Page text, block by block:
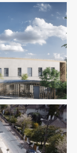
VRD